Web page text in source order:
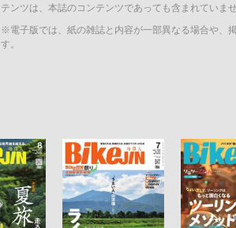
テンツは、本誌のコンテンツであっても含まれていま
※電子版では、紙の雑誌と内容が一部異なる場合や、
す。